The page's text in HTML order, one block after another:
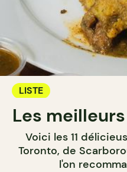
LISTE
Les
Voici les 11
Toronto, de
l'on